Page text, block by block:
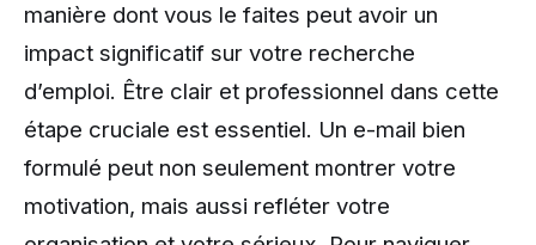
manière dont vous le faites peut avoir un
impact significatif sur votre recherche
d’emploi. Être clair et professionnel dans cette
étape cruciale est essentiel. Un e-mail bien
formulé peut non seulement montrer votre
motivation, mais aussi refléter votre